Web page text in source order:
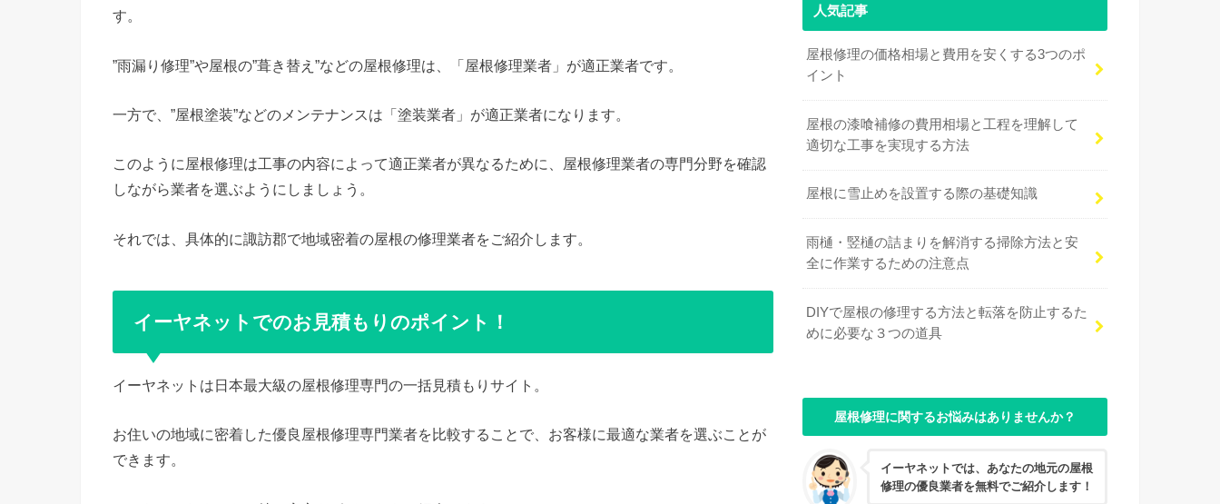
す。
”雨漏り修理”や屋根の”葺き替え”などの屋根修理は、「屋根修理業者」が適正業者です。
一方で、”屋根塗装”などのメンテナンスは「塗装業者」が適正業者になります。
このように屋根修理は工事の内容によって適正業者が異なるために、屋根修理業者の専門分野を確認
しながら業者を選ぶようにしましょう。
それでは、具体的に諏訪郡で地域密着の屋根の修理業者をご紹介します。
イーヤネットでのお見積もりのポイント！
イーヤネットは日本最大級の屋根修理専門の一括見積もりサイト。
お住いの地域に密着した優良屋根修理専門業者を比較することで、お客様に最適な業者を選ぶことが
できます。
人気記事
屋根修理の価格相場と費用を安くする3つのポ
イント
屋根の漆喰補修の費用相場と工程を理解して
適切な工事を実現する方法
屋根に雪止めを設置する際の基礎知識
雨樋・竪樋の詰まりを解消する掃除方法と安
全に作業するための注意点
DIYで屋根の修理する方法と転落を防止するた
めに必要な３つの道具
屋根修理に関するお悩みはありませんか？
イーヤネットでは、あなたの地元の屋根
修理の優良業者を無料でご紹介します！